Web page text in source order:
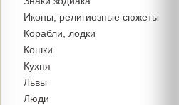
Иконы, религиозные сюжеты
Корабли, лодки
Кошки
Кухня
Львы
Люди